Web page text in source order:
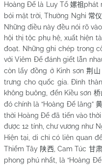
Hoàng Đế là Luy Tổ 嫘祖 phát
bói mặt trời, Thường Nghi 常仪
Những điều này đều nói rõ
hội thị tộc phụ hệ, xuất hiện
đoạt. Những ghi chép trong
với Viêm Đế đánh giết lẫn
còn lấy đồng ở Kinh sơn荆山
trưng cho quốc gia. Đỉnh
không buông, đến Kiều sơn 桥
đó chính là “Hoàng Đế lăng”
thời Hoàng Đế đã tiến vào
được 12 tính, chư vương như
Hiện tại, di chỉ có liên quan
Thiểm Tây 陕西, Cam Túc 甘肃
phong phú nhất, là “Hoàng